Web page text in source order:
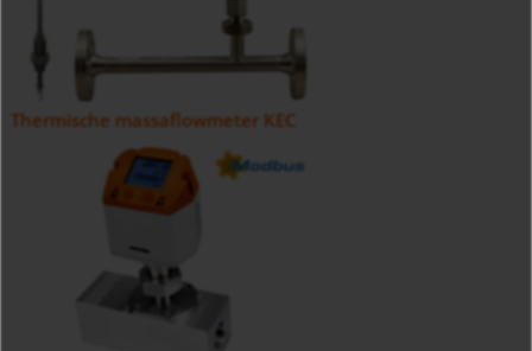
Thermische massaflowmeter KEC